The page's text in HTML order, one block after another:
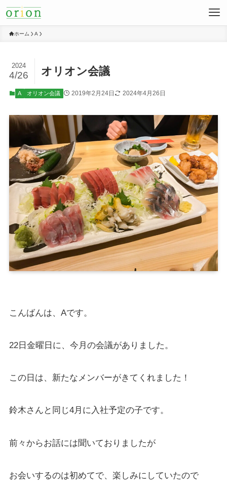
ホーム A
オリオン会議
2024
4/26
A オリオン会議 2019年2月24日 2024年4月26日
こんばんは、Aです。
22日金曜日に、今月の会議がありました。
この日は、新たなメンバーがきてくれました！
鈴木さんと同じ4月に入社予定の子です。
前々からお話には聞いておりましたが
お会いするのは初めてで、楽しみにしていたので